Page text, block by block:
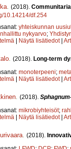
(2018).
10.14214/df.254
yhteiskunnan
nykyarvo;
| Näytä lisätiedot |
(2018). Long-term
monoterpeeni;
| Näytä lisätiedot |
(2018). Sphagnum
mikrobiyhteisöt;
| Näytä lisätiedot |
(2018).